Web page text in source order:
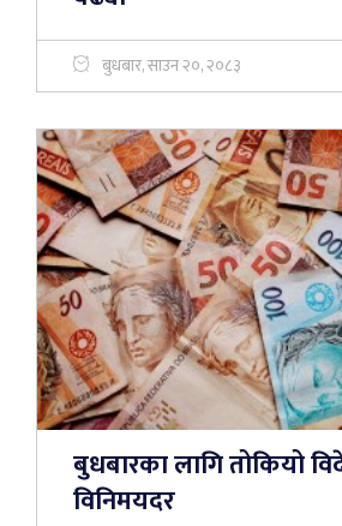
बुधबार, साउन २०, २०८३
बुधबारका लागि तोकियो
विनिमयदर